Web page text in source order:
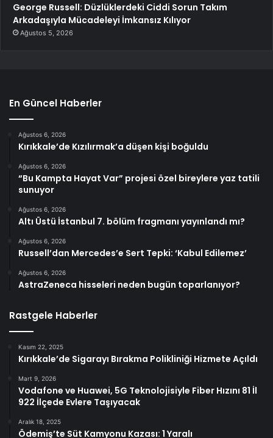
George Russell: Düzlüklerdeki Ciddi Sorun Takım
Arkadaşıyla Mücadeleyi İmkansız Kılıyor
Ağustos 5, 2026
En Güncel Haberler
Ağustos 6, 2026
Kırıkkale’de Kızılırmak’a düşen kişi boğuldu
Ağustos 6, 2026
“Bu Kampta Hayat Var” projesi özel bireylere yaz tatili
sunuyor
Ağustos 6, 2026
Altı Üstü İstanbul 7. bölüm fragmanı yayınlandı mı?
Ağustos 6, 2026
Russell’dan Mercedes’e Sert Tepki: ‘Kabul Edilemez’
Ağustos 6, 2026
AstraZeneca hisseleri neden bugün toparlanıyor?
Rastgele Haberler
Kasım 22, 2025
Kırıkkale’de Sigarayı Bırakma Polikliniği Hizmete Açıldı
Mart 9, 2026
Vodafone ve Huawei, 5G Teknolojisiyle Fiber Hızını 81 İl
922 İlçede Evlere Taşıyacak
Aralık 18, 2025
Ödemiş’te Süt Kamyonu Kazası: 1 Yaralı